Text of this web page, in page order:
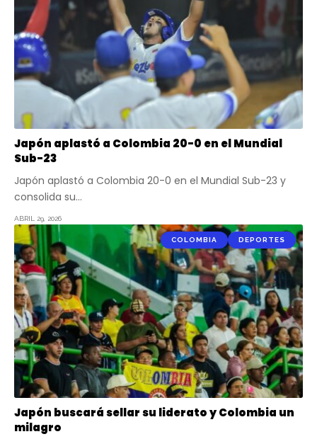
Japón aplastó a Colombia 20-0 en el Mundial
Sub-23
Japón aplastó a Colombia 20-0 en el Mundial Sub-23 y
consolida su…
ABRIL 29, 2026
COLOMBIA DEPORTES
Japón buscará sellar su liderato y Colombia un
milagro